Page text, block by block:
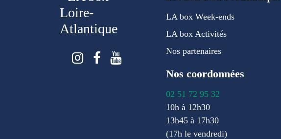
Suivez-nous sur Instagram
Suivez-nous sur Facebook
Suivez-nous sur YouTube
LA box Week-ends
LA box Activités
Nos partenaires
Nos coordonnées
02 51 72 95 32
10h à 12h30
13h45 à 17h30
(17h le vendredi)